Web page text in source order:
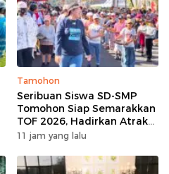
Tamohon
Seribuan Siswa SD-SMP
Tomohon Siap Semarakkan
TOF 2026, Hadirkan Atraksi
Kolosal dan Harmoni Seni
11 jam yang lalu